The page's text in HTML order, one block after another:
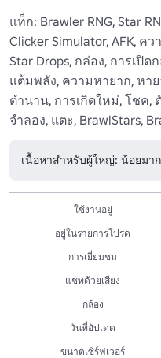
แท็ก: Brawler RNG, Star
Clicker Simulator, AFK, ค
Star Drops, กล่อง, การเปิ
แต้มพลัง, ความหายาก, หา
ตำนาน, การเกิดใหม่, โชค,
จำลอง, แตะ, BrawlStars,
เนื้อหาสำหรับผู้ใหญ่: น้อยมาก
ใช้งานอยู่
อยู่ในรายการโปรด
การเยี่ยมชม
แชทด้วยเสียง
กล้อง
วันที่อัปเดต
ขนาดเซิร์ฟเวอร์